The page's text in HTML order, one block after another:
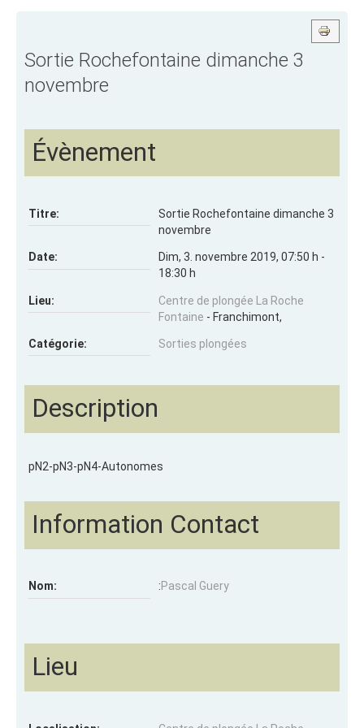
Sortie Rochefontaine dimanche 3
novembre
Évènement
Titre:
Sortie Rochefontaine dimanche 3
novembre
Date: Dim, 3. novembre 2019, 07:50 h -
18:30 h
Lieu:
Centre de plongée La Roche
Fontaine - Franchimont,
Catégorie: Sorties plongées
Description
pN2-pN3-pN4-Autonomes
Information Contact
Nom: :Pascal Guery
Lieu